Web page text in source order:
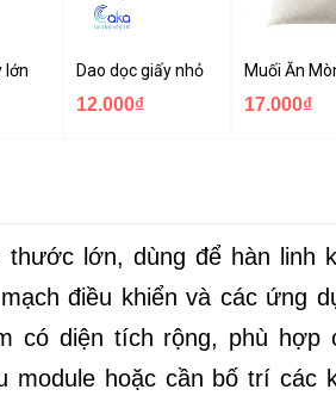
lớn Dao dọc giấy nhỏ
12.000₫
Muối Ăn
17.000₫
lớn, dùng để hàn linh
điều khiển và các ứng
có diện tích rộng, phù hợp
module hoặc cần bố trí các